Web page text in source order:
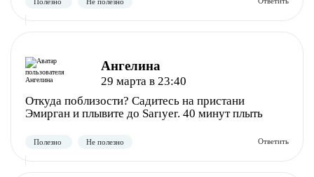
Ангелина
29 марта в 23:40
Откуда поблизости? Садитесь на пристани
Эмирган и плывите до Sarıyer. 40 минут плыть